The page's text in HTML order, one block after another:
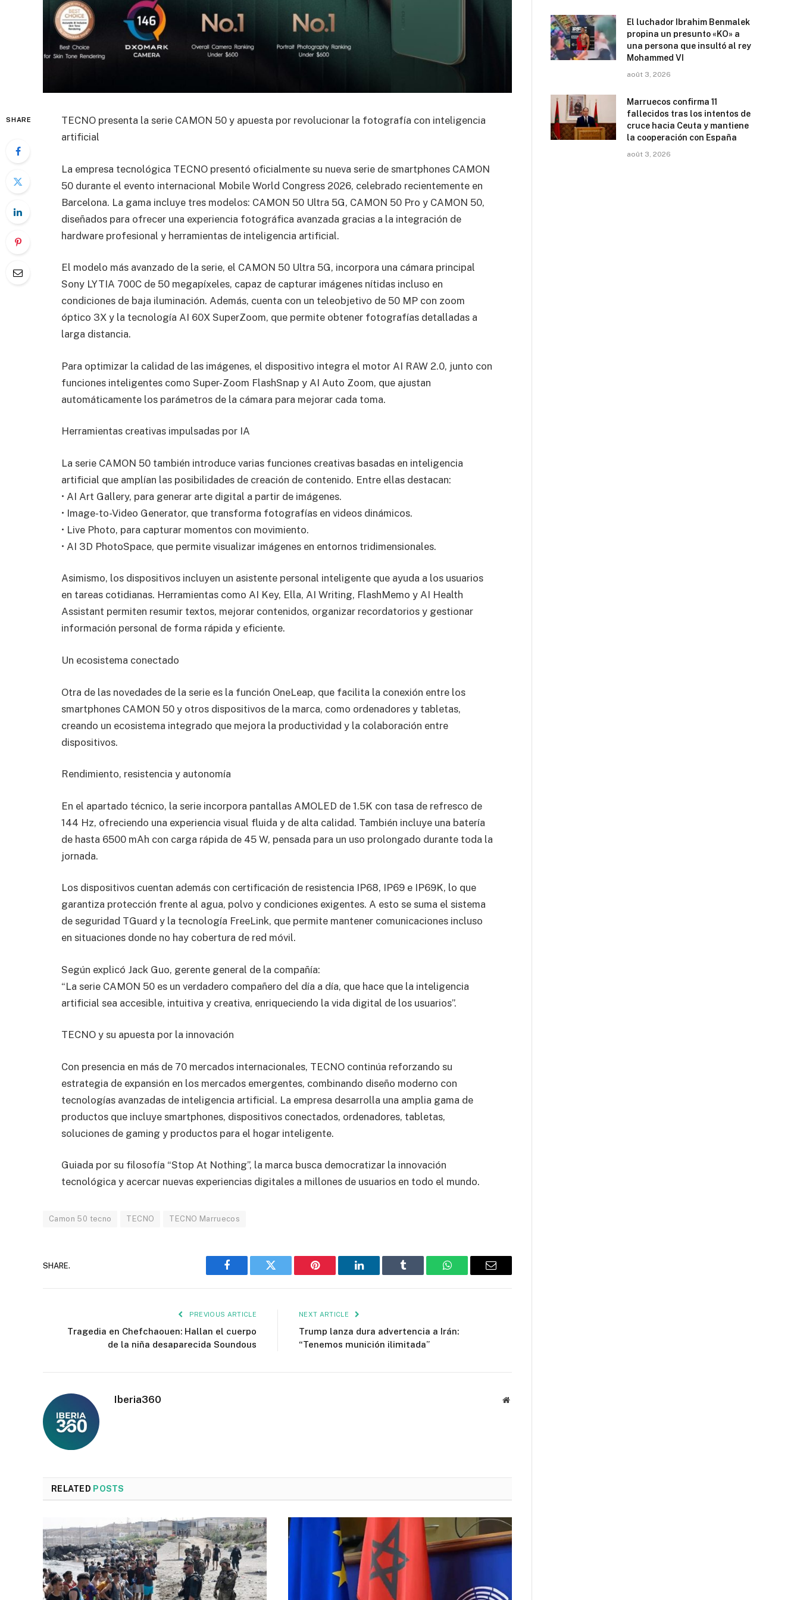
SHARE
TECNO presenta la serie CAMON 50 y apuesta por revolucionar la fotografía con inteligencia
artificial
La empresa tecnológica TECNO presentó oficialmente su nueva serie de smartphones CAMON
50 durante el evento internacional Mobile World Congress 2026, celebrado recientemente en
Barcelona. La gama incluye tres modelos: CAMON 50 Ultra 5G, CAMON 50 Pro y CAMON 50,
diseñados para ofrecer una experiencia fotográfica avanzada gracias a la integración de
hardware profesional y herramientas de inteligencia artificial.
El modelo más avanzado de la serie, el CAMON 50 Ultra 5G, incorpora una cámara principal
Sony LYTIA 700C de 50 megapíxeles, capaz de capturar imágenes nítidas incluso en
condiciones de baja iluminación. Además, cuenta con un teleobjetivo de 50 MP con zoom
óptico 3X y la tecnología AI 60X SuperZoom, que permite obtener fotografías detalladas a
larga distancia.
Para optimizar la calidad de las imágenes, el dispositivo integra el motor AI RAW 2.0, junto con
funciones inteligentes como Super-Zoom FlashSnap y AI Auto Zoom, que ajustan
automáticamente los parámetros de la cámara para mejorar cada toma.
Herramientas creativas impulsadas por IA
La serie CAMON 50 también introduce varias funciones creativas basadas en inteligencia
artificial que amplían las posibilidades de creación de contenido. Entre ellas destacan:
• AI Art Gallery, para generar arte digital a partir de imágenes.
• Image-to-Video Generator, que transforma fotografías en videos dinámicos.
• Live Photo, para capturar momentos con movimiento.
• AI 3D PhotoSpace, que permite visualizar imágenes en entornos tridimensionales.
Asimismo, los dispositivos incluyen un asistente personal inteligente que ayuda a los usuarios
en tareas cotidianas. Herramientas como AI Key, Ella, AI Writing, FlashMemo y AI Health
Assistant permiten resumir textos, mejorar contenidos, organizar recordatorios y gestionar
información personal de forma rápida y eficiente.
Un ecosistema conectado
Otra de las novedades de la serie es la función OneLeap, que facilita la conexión entre los
smartphones CAMON 50 y otros dispositivos de la marca, como ordenadores y tabletas,
creando un ecosistema integrado que mejora la productividad y la colaboración entre
dispositivos.
Rendimiento, resistencia y autonomía
En el apartado técnico, la serie incorpora pantallas AMOLED de 1.5K con tasa de refresco de
144 Hz, ofreciendo una experiencia visual fluida y de alta calidad. También incluye una batería
de hasta 6500 mAh con carga rápida de 45 W, pensada para un uso prolongado durante toda la
jornada.
Los dispositivos cuentan además con certificación de resistencia IP68, IP69 e IP69K, lo que
garantiza protección frente al agua, polvo y condiciones exigentes. A esto se suma el sistema
de seguridad TGuard y la tecnología FreeLink, que permite mantener comunicaciones incluso
en situaciones donde no hay cobertura de red móvil.
Según explicó Jack Guo, gerente general de la compañía:
“La serie CAMON 50 es un verdadero compañero del día a día, que hace que la inteligencia
artificial sea accesible, intuitiva y creativa, enriqueciendo la vida digital de los usuarios”.
TECNO y su apuesta por la innovación
Con presencia en más de 70 mercados internacionales, TECNO continúa reforzando su
estrategia de expansión en los mercados emergentes, combinando diseño moderno con
tecnologías avanzadas de inteligencia artificial. La empresa desarrolla una amplia gama de
productos que incluye smartphones, dispositivos conectados, ordenadores, tabletas,
soluciones de gaming y productos para el hogar inteligente.
Guiada por su filosofía “Stop At Nothing”, la marca busca democratizar la innovación
tecnológica y acercar nuevas experiencias digitales a millones de usuarios en todo el mundo.
Camon 50 tecno TECNO TECNO Marruecos
SHARE.
Facebook Twitter Pinterest LinkedIn Tumblr WhatsAppEmail
PREVIOUS ARTICLE
Tragedia en Chefchaouen: Hallan el cuerpo
de la niña desaparecida Soundous
NEXT ARTICLE
Trump lanza dura advertencia a Irán:
“Tenemos munición ilimitada”
Iberia360 Website
RELATED POSTS
El luchador Ibrahim Benmalek
propina un presunto «KO» a
una persona que insultó al rey
Mohammed VI
août 3, 2026
Marruecos confirma 11
fallecidos tras los intentos de
cruce hacia Ceuta y mantiene
la cooperación con España
août 3, 2026